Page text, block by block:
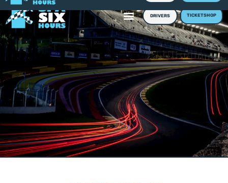
DRIVERS TICKETSHOP